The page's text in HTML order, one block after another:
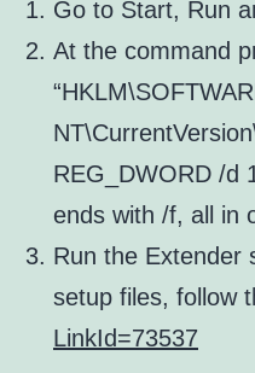
Go to Start, Run
At the command
REG_DWORD /d
ends with /f, all in
Run the Extender
setup files, follow
LinkId=73537